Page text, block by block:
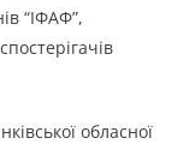
“ІФАФ”,
обласної